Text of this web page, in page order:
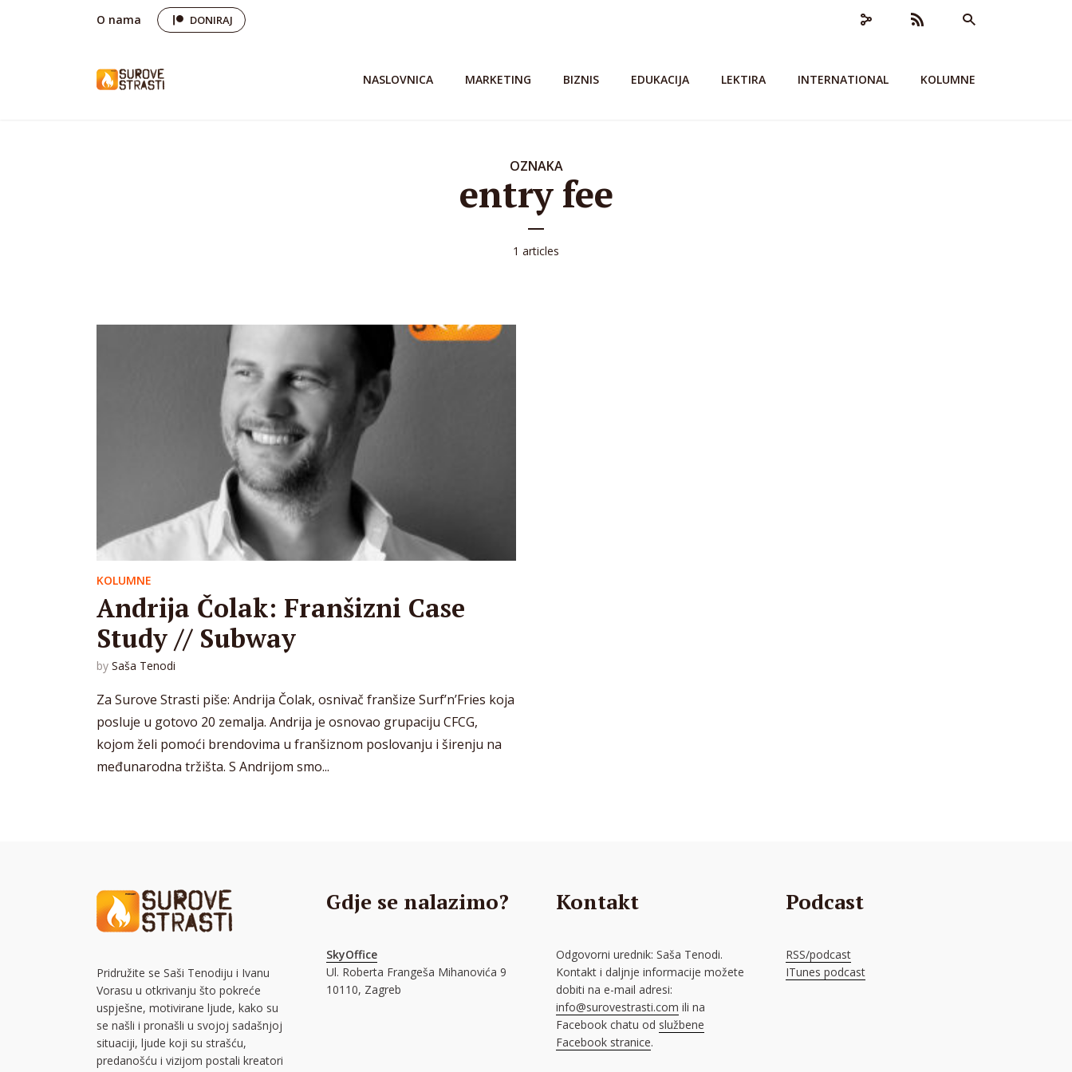
O nama DONIRAJ
NASLOVNICA MARKETING BIZNIS EDUKACIJA LEKTIRA INTERNATIONAL KOLUMNE
OZNAKA
entry fee
1 articles
KOLUMNE
Andrija Čolak: Franšizni Case
Study // Subway
by Saša Tenodi
Za Surove Strasti piše: Andrija Čolak, osnivač franšize Surf’n’Fries koja
posluje u gotovo 20 zemalja. Andrija je osnovao grupaciju CFCG,
kojom želi pomoći brendovima u franšiznom poslovanju i širenju na
međunarodna tržišta. S Andrijom smo...
Pridružite se Saši Tenodiju i Ivanu
Vorasu u otkrivanju što pokreće
uspješne, motivirane ljude, kako su
se našli i pronašli u svojoj sadašnjoj
situaciji, ljude koji su strašću,
predanošću i vizijom postali kreatori
Gdje se nalazimo?
SkyOffice
Ul. Roberta Frangeša Mihanovića 9
10110, Zagreb
Kontakt
Odgovorni urednik: Saša Tenodi.
Kontakt i daljnje informacije možete
dobiti na e-mail adresi:
info@surovestrasti.com ili na
Facebook chatu od službene
Facebook stranice.
Podcast
RSS/podcast
ITunes podcast